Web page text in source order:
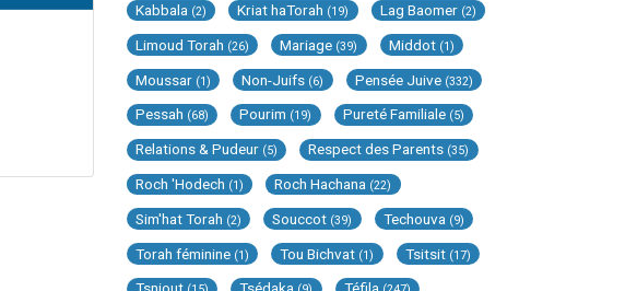
Kabbala (2) Kriat haTorah (19) Lag Baomer (2)
Limoud Torah (26) Mariage (39) Middot (1)
Moussar (1) Non-Juifs (6) Pensée Juive (332)
Pessah (68) Pourim (19) Pureté Familiale (5)
Relations & Pudeur (5) Respect des Parents (35)
Roch 'Hodech (1) Roch Hachana (22)
Sim'hat Torah (2) Souccot (39) Techouva (9)
Torah féminine (1) Tou Bichvat (1) Tsitsit (17)